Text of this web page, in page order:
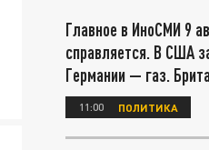
Главное в ИноСМИ 9
справляется. В США
Германии — газ.
11:00 ПОЛИТИКА